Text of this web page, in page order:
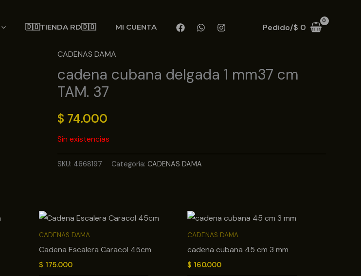
🇩🇴TIENDA RD🇩🇴 MI CUENTA Pedido/$ 0
CADENAS DAMA
cadena cubana delgada 1 mm37 cm
TAM. 37
$ 74.000
Sin existencias
SKU: 4668197 Categoría: CADENAS DAMA
CADENAS DAMA
Cadena Escalera Caracol 45cm
$ 175.000
CADENAS DAMA
cadena cubana 45 cm 3 mm
$ 160.000